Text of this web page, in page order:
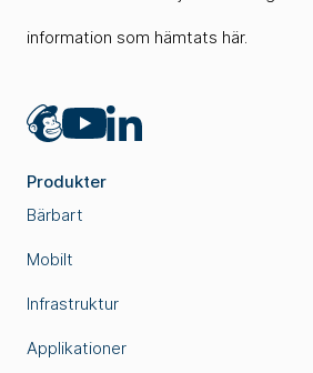
information som hämtats här.
Mailchimp
YouTubeLinkedIn
Produkter
Bärbart
Mobilt
Infrastruktur
Applikationer